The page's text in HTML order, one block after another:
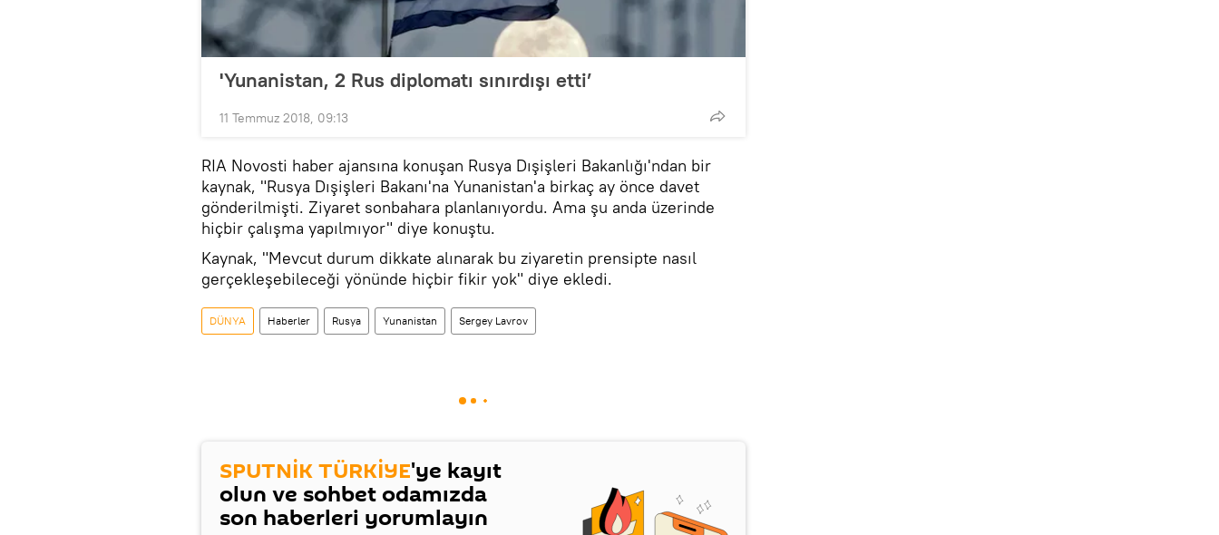
'Yunanistan, 2 Rus diplomatı sınırdışı etti’
11 Temmuz 2018, 09:13
RIA Novosti haber ajansına konuşan Rusya Dışişleri Bakanlığı'ndan bir
kaynak, "Rusya Dışişleri Bakanı'na Yunanistan'a birkaç ay önce davet
gönderilmişti. Ziyaret sonbahara planlanıyordu. Ama şu anda üzerinde
hiçbir çalışma yapılmıyor" diye konuştu.
Kaynak, "Mevcut durum dikkate alınarak bu ziyaretin prensipte nasıl
gerçekleşebileceği yönünde hiçbir fikir yok" diye ekledi.
DÜNYA Haberler Rusya Yunanistan Sergey Lavrov
SPUTNİK TÜRKİYE'ye kayıt
olun ve sohbet odamızda
son haberleri yorumlayın